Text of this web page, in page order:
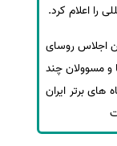
را اعلام کرد.
29 مهر در دومین اجلاس روسای
و مسوولان چند
های برتر ایران